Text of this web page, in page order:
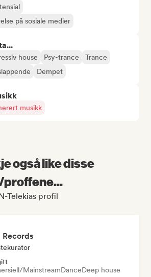
på sosiale medier
house Psy-trance
Trance
Dempet
musikk
også like disse
Telekias profil
Records
MainstreamDanceDeep house